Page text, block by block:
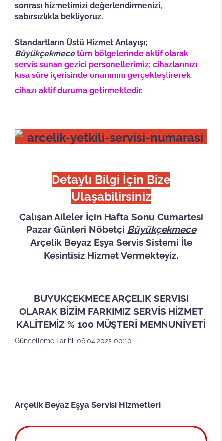
sonrası hizmetimizi değerlendirmenizi,
sabırsızlıkla bekliyoruz.
Standartların Üstü Hizmet Anlayışı;
Büyükçekmecetüm bölgelerinde aktif olarak
servis sunan gezici personellerimiz; cihazlarınızı
kısa süre içerisinde onarımını gerçekleştirerek
cihazı aktif duruma getirmektedir.
Detaylı Bilgi İçin Bize
Ulaşabilirsiniz
Çalışan Aileler İçin Hafta Sonu Cumartesi
Pazar Günleri Nöbetçi Büyükçekmece
Arçelik Beyaz Eşya Servis Sistemi İle
Kesintisiz Hizmet Vermekteyiz.
BÜYÜKÇEKMECE ARÇELİK SERVİSİ
OLARAK BİZİM FARKIMIZ SERVİS HİZMET
KALİTEMİZ % 100 MÜŞTERİ MEMNUNİYETİ
Güncelleme Tarihi: 06.04.2025 00:10
Arçelik Beyaz Eşya Servisi Hizmetleri